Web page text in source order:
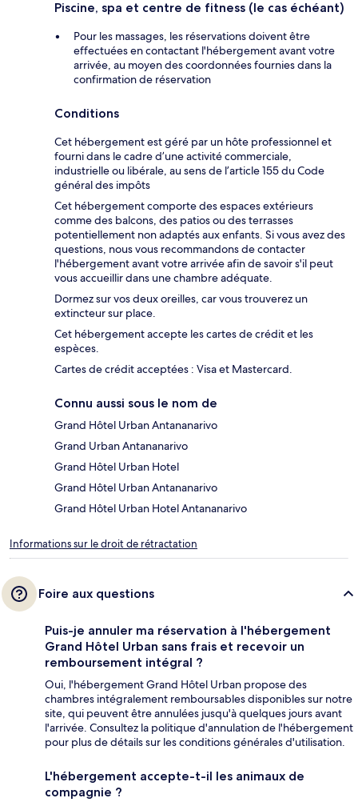
Piscine, spa et centre de fitness (le cas échéant)
Pour les massages, les réservations doivent être
effectuées en contactant l'hébergement avant votre
arrivée, au moyen des coordonnées fournies dans la
confirmation de réservation
Conditions
Cet hébergement est géré par un hôte professionnel et
fourni dans le cadre d’une activité commerciale,
industrielle ou libérale, au sens de l’article 155 du Code
général des impôts
Cet hébergement comporte des espaces extérieurs
comme des balcons, des patios ou des terrasses
potentiellement non adaptés aux enfants. Si vous avez des
questions, nous vous recommandons de contacter
l'hébergement avant votre arrivée afin de savoir s'il peut
vous accueillir dans une chambre adéquate.
Dormez sur vos deux oreilles, car vous trouverez un
extincteur sur place.
Cet hébergement accepte les cartes de crédit et les
espèces.
Cartes de crédit acceptées : Visa et Mastercard.
Connu aussi sous le nom de
Grand Hôtel Urban Antananarivo
Grand Urban Antananarivo
Grand Hôtel Urban Hotel
Grand Hôtel Urban Antananarivo
Grand Hôtel Urban Hotel Antananarivo
Informations sur le droit de rétractation
Foire aux questions
Puis-je annuler ma réservation à l'hébergement
Grand Hôtel Urban sans frais et recevoir un
remboursement intégral ?
Oui, l'hébergement Grand Hôtel Urban propose des
chambres intégralement remboursables disponibles sur notre
site, qui peuvent être annulées jusqu'à quelques jours avant
l'arrivée. Consultez la politique d'annulation de l'hébergement
pour plus de détails sur les conditions générales d'utilisation.
L'hébergement accepte-t-il les animaux de
compagnie ?